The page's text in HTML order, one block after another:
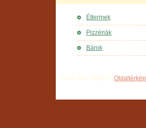
Éttermek
Pizzériák
Bárok
Pisa Tour 2026 © Oldaltérkép